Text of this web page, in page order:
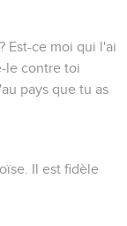
Est-ce moi qui l'ai
le contre toi
pays que tu as
Il est fidèle